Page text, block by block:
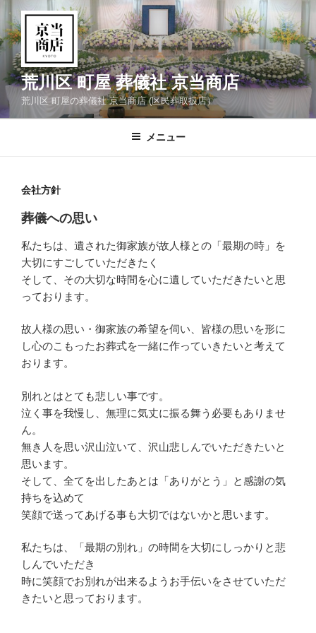
ン
テ
ツ
へ
ス
荒川区 町屋 葬儀社 京当商店
荒川区 町屋の葬儀社 京当商店 (区民葬取扱店）
メニュー
会社方針
葬儀への思い
私たちは、遺された御家族が故人様との「最期の時」を
大切にすごしていただきたく
そして、その大切な時間を心に遺していただきたいと思
っております。
故人様の思い・御家族の希望を伺い、皆様の思いを形に
し心のこもったお葬式を一緒に作っていきたいと考えて
おります。
別れとはとても悲しい事です。
泣く事を我慢し、無理に気丈に振る舞う必要もありませ
ん。
無き人を思い沢山泣いて、沢山悲しんでいただきたいと
思います。
そして、全てを出したあとは「ありがとう」と感謝の気
持ちを込めて
笑顔で送ってあげる事も大切ではないかと思います。
私たちは、「最期の別れ」の時間を大切にしっかりと悲
しんでいただき
時に笑顔でお別れが出来るようお手伝いをさせていただ
きたいと思っております。